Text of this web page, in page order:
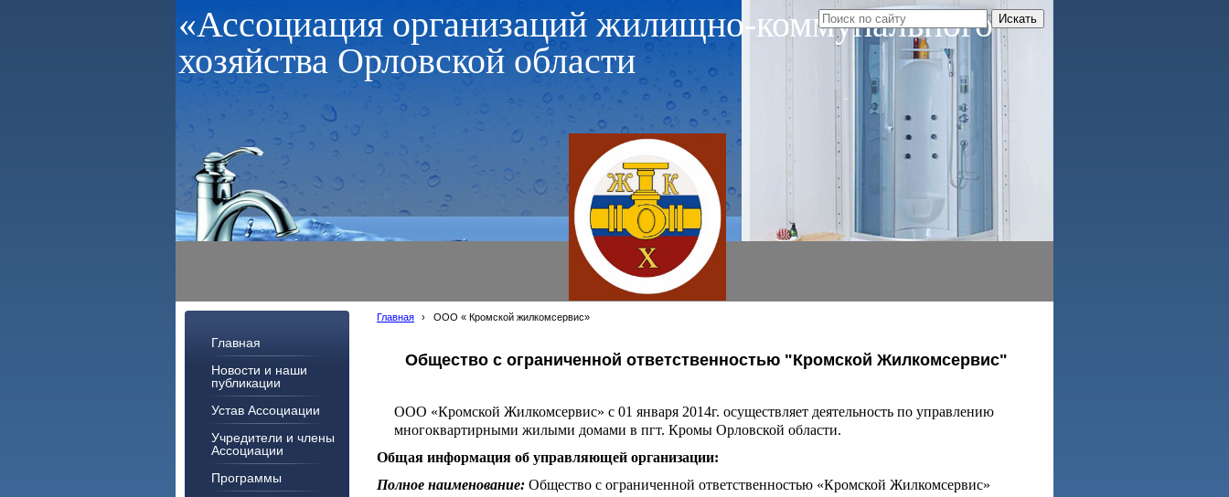
«Ассоциация организаций жилищно-коммунального
хозяйства Орловской области
Главная
Новости и наши
публикации
Устав Ассоциации
Учредители и члены
Ассоциации
Программы
Главная › ООО « Кромской жилкомсервис»
Общество с ограниченной ответственностью "Кромской Жилкомсервис"
ООО «Кромской Жилкомсервис» с 01 января 2014г. осуществляет деятельность по управлению
многоквартирными жилыми домами в пгт. Кромы Орловской области.
Общая информация об управляющей организации:​
Полное наименование: Общество с ограниченной ответственностью «Кромской Жилкомсервис»